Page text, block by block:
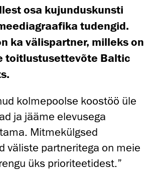
osa kujunduskunsti
tudengid.
ka välispartner, milleks on
toitlustusettevõte Baltic
kolmepoolse koostöö üle
ja jääme elevusega
Mitmekülgsed
väliste partneritega on meie
üks prioriteetidest.”